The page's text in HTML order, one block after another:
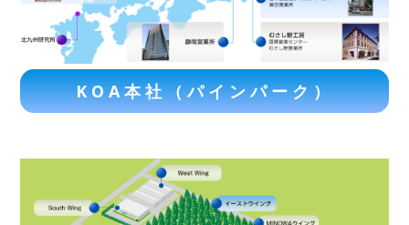
KOA本社（パインパーク）